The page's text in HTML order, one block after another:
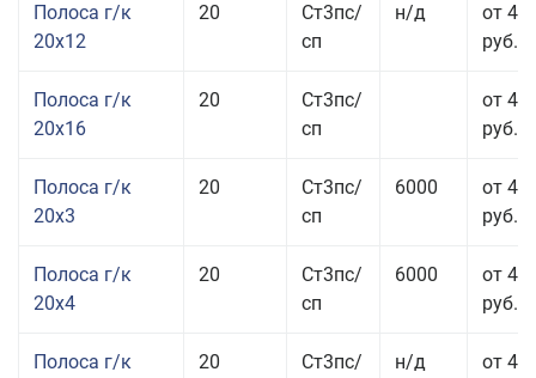
Полоса г/к
20x12
20
Ст3пс/
сп
н/д
от 44
руб.
Полоса г/к
20x16
20
Ст3пс/
сп
от 48
руб.
Полоса г/к
20x3
20
Ст3пс/
сп
6000
от 47
руб.
Полоса г/к
20x4
20
Ст3пс/
сп
6000
от 44
руб.
Полоса г/к
20
Ст3пс/
н/д
от 43